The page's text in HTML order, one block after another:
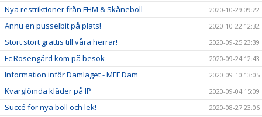
Nya restriktioner från FHM & Skåneboll 2020-10-29 09:22
Ännu en pusselbit på plats! 2020-10-22 12:32
Stort stort grattis till våra herrar! 2020-09-25 23:39
Fc Rosengård kom på besök 2020-09-24 12:43
Information inför Damlaget - MFF Dam 2020-09-10 13:05
Kvarglömda kläder på IP 2020-09-04 15:09
Succé för nya boll och lek! 2020-08-27 23:06